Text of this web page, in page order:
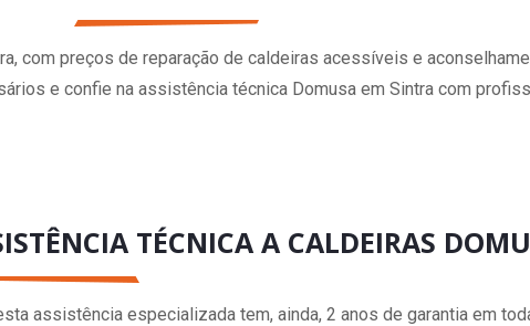
com preços de reparação de caldeiras acessíveis e
e confie na assistência técnica Domusa em Sintra com
TÉCNICA A CALDEIRAS
assistência especializada tem, ainda, 2 anos de garantia em